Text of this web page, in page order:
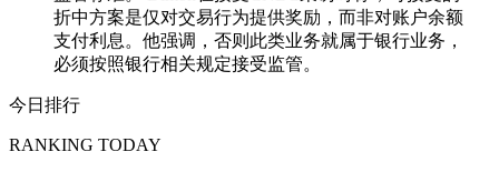
折中方案是仅对交易行为提供奖励，而非对账户余额
支付利息。他强调，否则此类业务就属于银行业务，
必须按照银行相关规定接受监管。
今日排行
RANKING TODAY